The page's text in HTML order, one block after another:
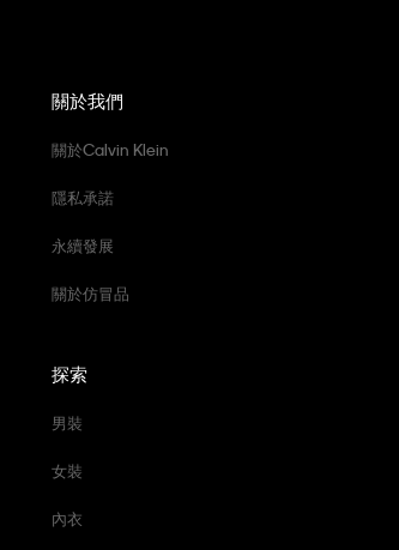
探索
男裝
女裝
內衣
關於我們
關於Calvin Klein
隱私承諾
永續發展
關於仿冒品